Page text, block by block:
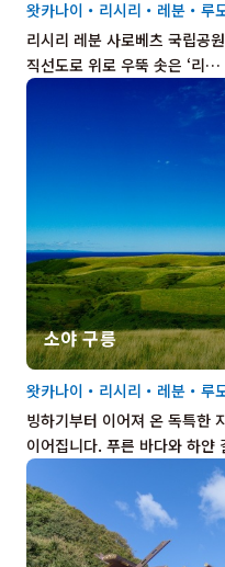
리시리 레분 사로베츠 국립공
직선도로 위로 우뚝 솟은 ‘리…
왓카나이・리시리・레분・루
소야 구릉
빙하기부터 이어져 온 독특한
이어집니다. 푸른 바다와 하
왓카나이・리시리・레분・루